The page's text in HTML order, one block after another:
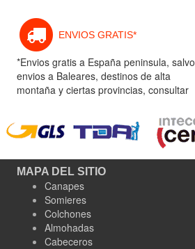
ENVIOS GRATIS*
*Envios gratis a España peninsula, salvo
envios a Baleares, destinos de alta
montaña y ciertas provincias, consultar
MAPA DEL SITIO
Canapes
Somieres
Colchones
Almohadas
Cabeceros